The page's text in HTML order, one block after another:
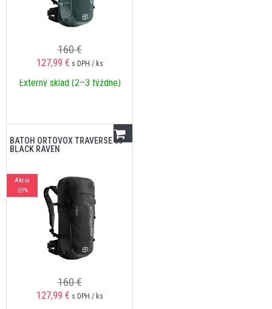
160 €
127,99 € s DPH / ks
Externý sklad (2–3 týždne)
BATOH ORTOVOX TRAVERSE 30
BLACK RAVEN
Akcia
-20%
160 €
127,99 € s DPH / ks